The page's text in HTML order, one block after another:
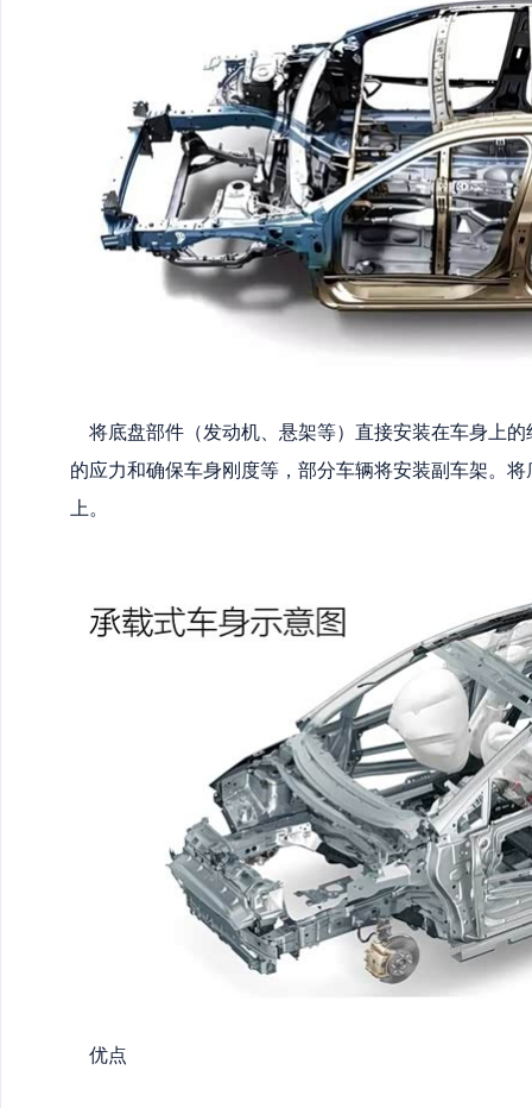
将底盘部件（发动机、悬架等）直接安装在车身上
的应力和确保车身刚度等，部分车辆将安装副车架。
上。
优点